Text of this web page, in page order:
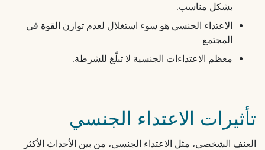
بشكل مناسب.
الاعتداء الجنسي هو سوء استغلال لعدم توازن القوة في
المجتمع.
معظم الاعتداءات الجنسية لا تبلّغ للشرطة.
تأثيرات الاعتداء الجنسي
العنف الشخصي، مثل الاعتداء الجنسي، من بين الأحداث الأكثر